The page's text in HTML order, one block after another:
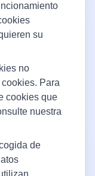
su
no
Para
cookies que
nuestra
de